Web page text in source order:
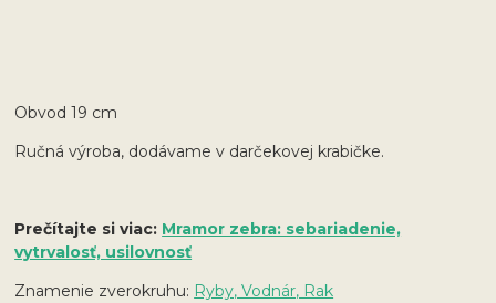
Obvod 19 cm
Ručná výroba, dodávame v darčekovej krabičke.
Prečítajte si viac: Mramor zebra: sebariadenie,
vytrvalosť, usilovnosť
Znamenie zverokruhu: Ryby, Vodnár, Rak